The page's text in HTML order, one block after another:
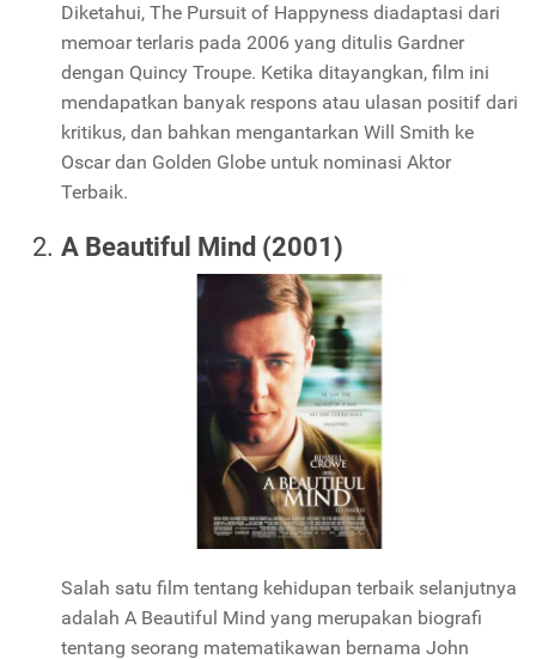
Diketahui, The Pursuit of Happyness diadaptasi dari
memoar terlaris pada 2006 yang ditulis Gardner
dengan Quincy Troupe. Ketika ditayangkan, film ini
mendapatkan banyak respons atau ulasan positif dari
kritikus, dan bahkan mengantarkan Will Smith ke
Oscar dan Golden Globe untuk nominasi Aktor
Terbaik.
A Beautiful Mind (2001)
Salah satu film tentang kehidupan terbaik selanjutnya
adalah A Beautiful Mind yang merupakan biografi
tentang seorang matematikawan bernama John